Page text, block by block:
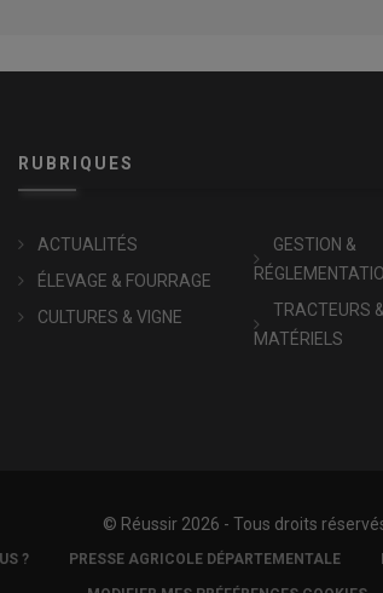
RUBRIQUES
ACTUALITÉS
ÉLEVAGE & FOURRAGE
CULTURES & VIGNE
GESTION &
TRACTEURS &
MATÉRIELS
© Réussir 2026 - Tous droits
? PRESSE AGRICOLE DÉPARTEMENTALE